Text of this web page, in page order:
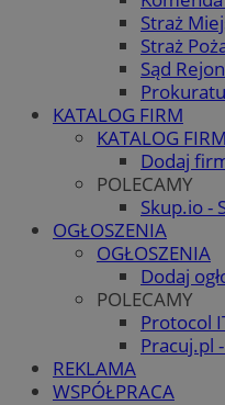
Straż
Straż
Sąd
KATALOG FIRM
KATALOG FIRM
Dodaj
POLECAMY
Skup.io -
OGŁOSZENIA
OGŁOSZENIA
Dodaj
POLECAMY
Protocol
Pracuj.pl
REKLAMA
WSPÓŁPRACA